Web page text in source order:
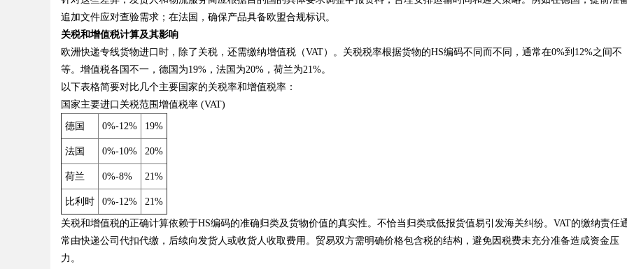
追加文件应对查验需求；在法国，确保产品具备欧盟合规标识。
关税和增值税计算及其影响
欧洲快递专线货物进口时，除了关税，还需缴纳增值税（VAT）。关税税率根据货物的HS编码不同而不同，通常在0%到12%之间不
等。增值税各国不一，德国为19%，法国为20%，荷兰为21%。
以下表格简要对比几个主要国家的关税率和增值税率：
国家主要进口关税范围增值税率 (VAT)
德国 0%-12% 19%
法国 0%-10% 20%
荷兰 0%-8% 21%
比利时 0%-12% 21%
关税和增值税的正确计算依赖于HS编码的准确归类及货物价值的真实性。不恰当归类或低报货值易引发海关纠纷。VAT的缴纳责任
常由快递公司代扣代缴，后续向发货人或收货人收取费用。贸易双方需明确价格包含税的结构，避免因税费未充分准备造成资金压
力。